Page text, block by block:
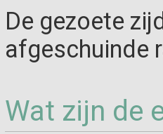
De gezoete
afgeschuinde
Wat zijn de